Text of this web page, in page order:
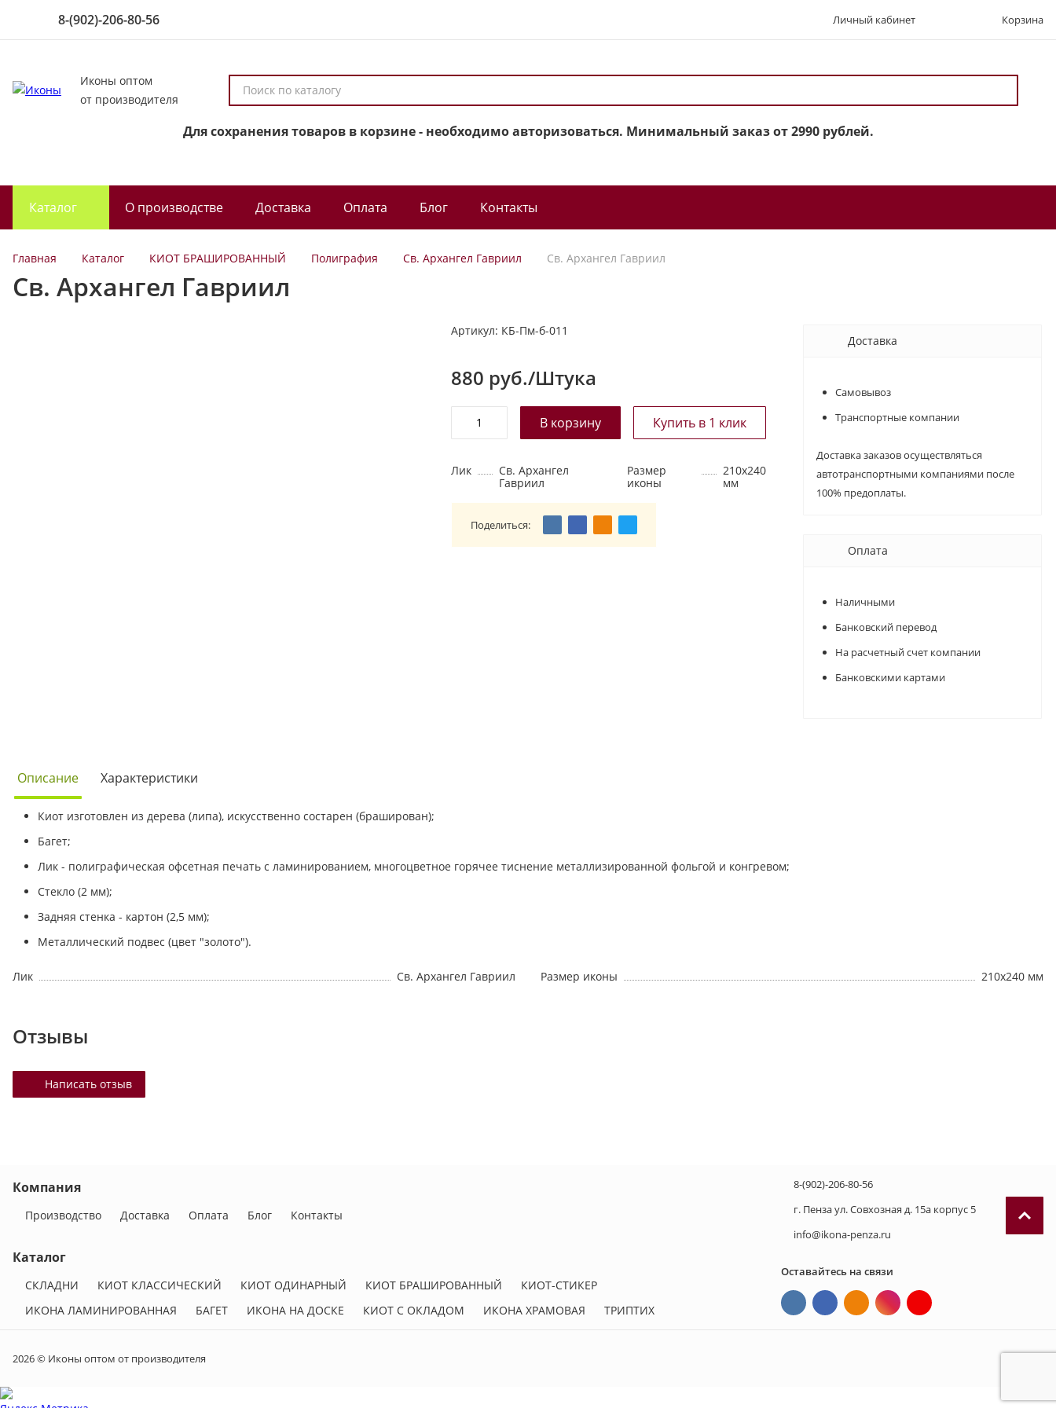
8-(902)-206-80-56 Личный кабинет Корзина
Иконы оптом
от производителя
о
с
а
т
л
Для сохранения товаров в корзине - необходимо авторизоваться. Минимальный заказ от 2990 рублей.
Каталог О производстве Доставка Оплата Блог Контакты
Главная Каталог КИОТ БРАШИРОВАННЫЙ Полиграфия Св. Архангел Гавриил Св. Архангел Гавриил
Св. Архангел Гавриил
Артикул: КБ-Пм-б-011
880 руб./Штука
Лик
Св. Архангел
Гавриил
Размер
иконы
210х240
мм
Поделиться:
Доставка
Самовывоз
Транспортные компании
Доставка заказов осуществляться
автотранспортными компаниями после
100% предоплаты.
Оплата
Наличными
Банковский перевод
На расчетный счет компании
Банковскими картами
Описание Характеристики
Киот изготовлен из дерева (липа), искусственно состарен (браширован);
Багет;
Лик - полиграфическая офсетная печать с ламинированием, многоцветное горячее тиснение металлизированной фольгой и конгревом;
Стекло (2 мм);
Задняя стенка - картон (2,5 мм);
Металлический подвес (цвет "золото").
Лик Св. Архангел Гавриил Размер иконы 210х240 мм
Отзывы
Написать отзыв
Компания
Производство Доставка Оплата Блог Контакты
Каталог
СКЛАДНИ КИОТ КЛАССИЧЕСКИЙ КИОТ ОДИНАРНЫЙ КИОТ БРАШИРОВАННЫЙ
КИОТ-СТИКЕР
ИКОНА ЛАМИНИРОВАННАЯ
БАГЕТ ИКОНА НА ДОСКЕ КИОТ С ОКЛАДОМ ИКОНА ХРАМОВАЯ ТРИПТИХ
8-(902)-206-80-56
г. Пенза ул. Совхозная д. 15а корпус 5
info@ikona-penza.ru
Оставайтесь на связи
2026 © Иконы оптом от производителя